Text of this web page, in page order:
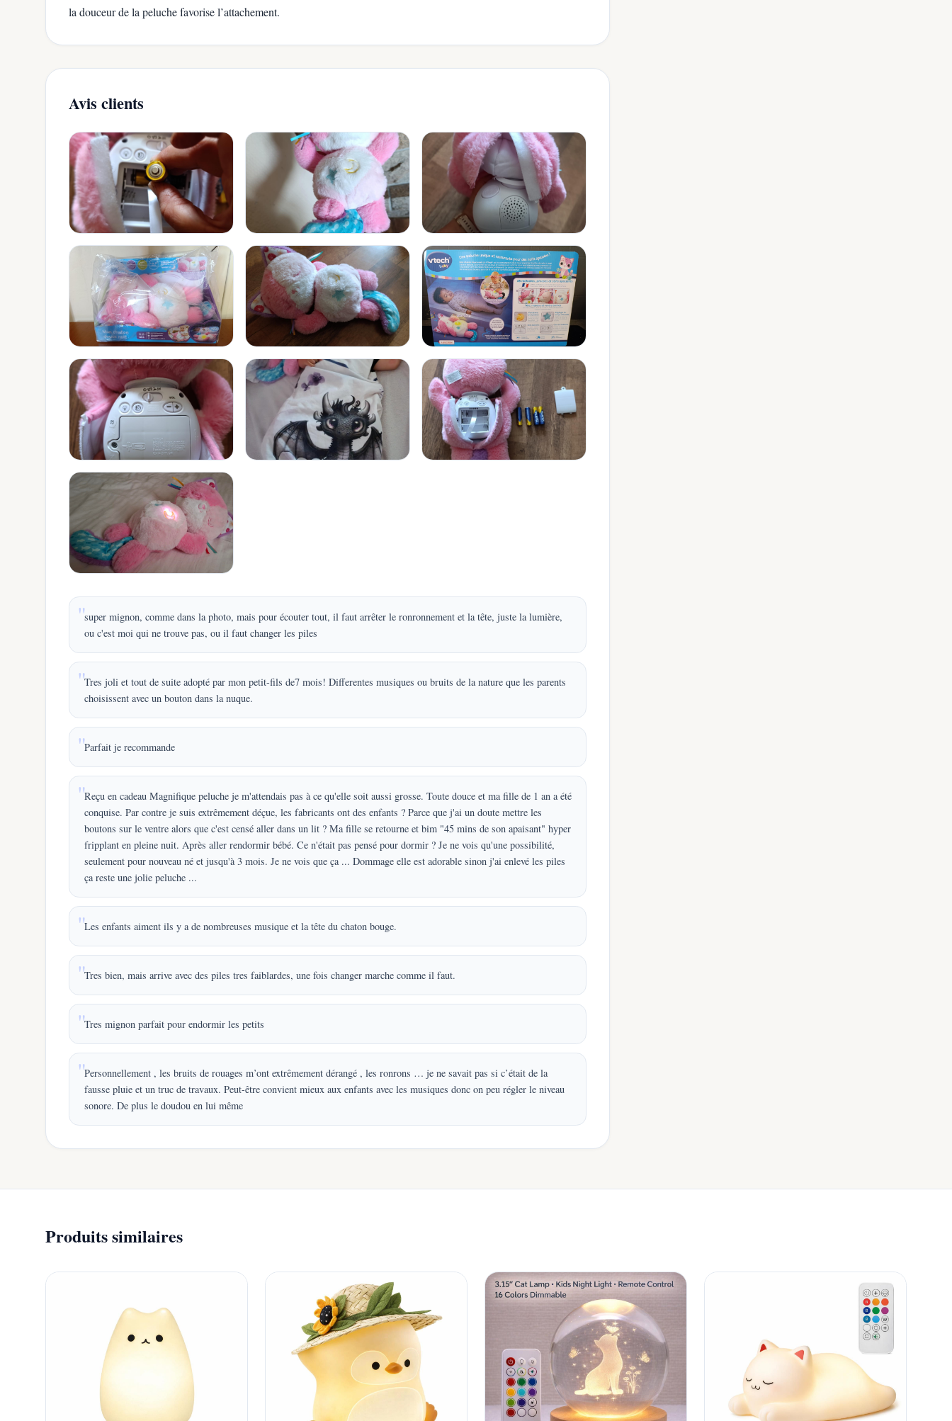
la douceur de la peluche favorise l’attachement.
Avis clients
super mignon, comme dans la photo, mais pour écouter tout, il faut arrêter le ronronnement et la tête, juste la lumière,
ou c'est moi qui ne trouve pas, ou il faut changer les piles
Tres joli et tout de suite adopté par mon petit-fils de7 mois! Differentes musiques ou bruits de la nature que les parents
choisissent avec un bouton dans la nuque.
Parfait je recommande
Reçu en cadeau Magnifique peluche je m'attendais pas à ce qu'elle soit aussi grosse. Toute douce et ma fille de 1 an a été
conquise. Par contre je suis extrêmement déçue, les fabricants ont des enfants ? Parce que j'ai un doute mettre les
boutons sur le ventre alors que c'est censé aller dans un lit ? Ma fille se retourne et bim "45 mins de son apaisant" hyper
fripplant en pleine nuit. Après aller rendormir bébé. Ce n'était pas pensé pour dormir ? Je ne vois qu'une possibilité,
seulement pour nouveau né et jusqu'à 3 mois. Je ne vois que ça ... Dommage elle est adorable sinon j'ai enlevé les piles
ça reste une jolie peluche ...
Les enfants aiment ils y a de nombreuses musique et la tête du chaton bouge.
Tres bien, mais arrive avec des piles tres faiblardes, une fois changer marche comme il faut.
Tres mignon parfait pour endormir les petits
Personnellement , les bruits de rouages m’ont extrêmement dérangé , les ronrons … je ne savait pas si c’était de la
fausse pluie et un truc de travaux. Peut-être convient mieux aux enfants avec les musiques donc on peu régler le niveau
sonore. De plus le doudou en lui même
Produits similaires